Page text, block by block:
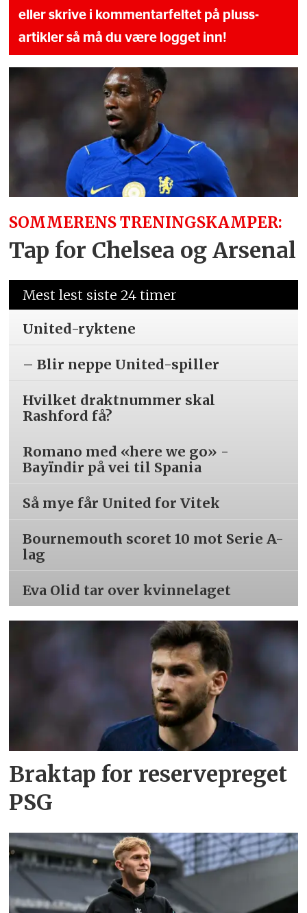
eller skrive i kommentarfeltet på pluss-
artikler så må du være logget inn!
SOMMERENS TRENINGSKAMPER:
Tap for Chelsea og Arsenal
Mest lest siste 24 timer
United-ryktene
– Blir neppe United-spiller
Hvilket draktnummer skal
Rashford få?
Romano med «here we go» -
Bayïndir på vei til Spania
Så mye får United for Vitek
Bournemouth scoret 10 mot Serie A-
lag
Eva Olid tar over kvinnelaget
Braktap for reservepreget
PSG